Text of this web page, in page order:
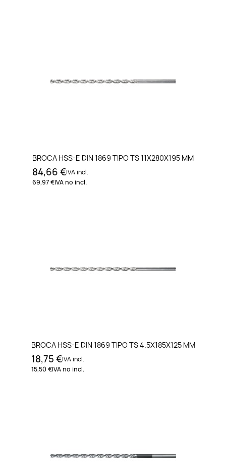
BROCA HSS-E DIN 1869 TIPO TS 11X280X195 MM
84,66 €IVA incl.
69,97 €IVA no incl.
BROCA HSS-E DIN 1869 TIPO TS 4.5X185X125 MM
18,75 €IVA incl.
15,50 €IVA no incl.